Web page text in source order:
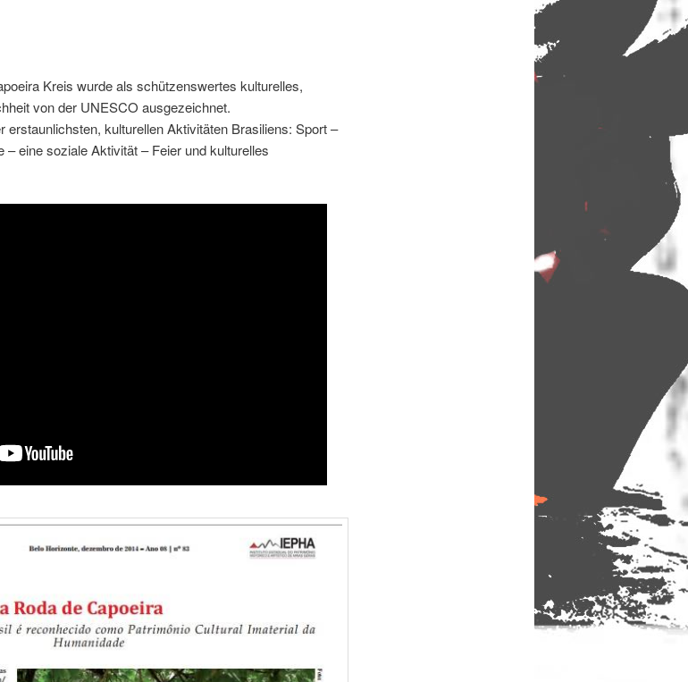
Kreis wurde als schützenswertes kulturelles,
von der UNESCO ausgezeichnet.
erstaunlichsten, kulturellen Aktivitäten Brasiliens: Sport –
eine soziale Aktivität – Feier und kulturelles